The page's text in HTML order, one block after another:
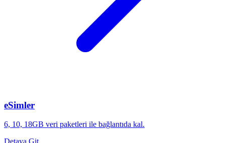
eSimler
6, 10, 18GB veri paketleri ile bağlantıda kal.